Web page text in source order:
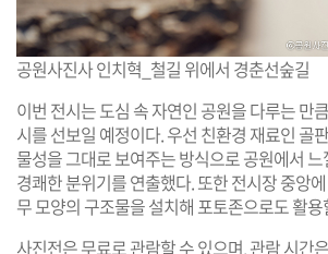
공원사진사 인치혁_철길 위에서 경춘선숲길
이번 전시는 도심 속 자연인 공원을 다루는 만
시를 선보일 예정이다. 우선 친환경 재료인 골
물성을 그대로 보여주는 방식으로 공원에서
경쾌한 분위기를 연출했다. 또한 전시장 중앙
무 모양의 구조물을 설치해 포토존으로도 활
사진전은 무료로 관람할 수 있으며, 관람 시간